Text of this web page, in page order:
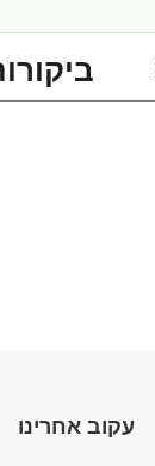
עקוב אחרינו